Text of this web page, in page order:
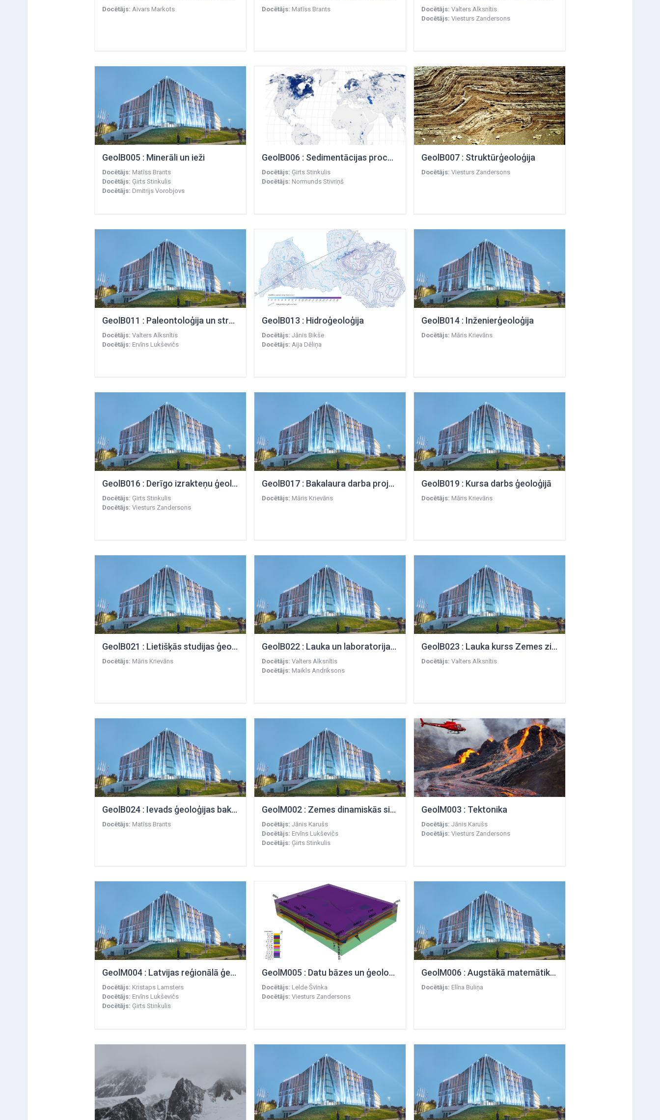
Docētājs: Aivars Markots Docētājs: Matīss Brants Docētājs: Valters Alksnītis
Docētājs: Viesturs Zandersons
GeolB005 : Minerāli un ieži
Docētājs: Matīss Brants
Docētājs: Ģirts Stinkulis
Docētājs: Dmitrijs Vorobjovs
GeolB006 : Sedimentācijas procesi un nogulumi
Docētājs: Ģirts Stinkulis
Docētājs: Normunds Stivriņš
GeolB007 : Struktūrģeoloģija
Docētājs: Viesturs Zandersons
GeolB011 : Paleontoloģija un stratigrāfija
Docētājs: Valters Alksnītis
Docētājs: Ervīns Lukševičs
GeolB013 : Hidroģeoloģija
Docētājs: Jānis Bikše
Docētājs: Aija Dēliņa
GeolB014 : Inženierģeoloģija
Docētājs: Māris Krievāns
GeolB016 : Derīgo izrakteņu ģeoloģija
Docētājs: Ģirts Stinkulis
Docētājs: Viesturs Zandersons
GeolB017 : Bakalaura darba projekts
Docētājs: Māris Krievāns
GeolB019 : Kursa darbs ģeoloģijā
Docētājs: Māris Krievāns
GeolB021 : Lietišķās studijas ģeoloģijas pamatos
Docētājs: Māris Krievāns
GeolB022 : Lauka un laboratorijas metodes ģeoloģijā
Docētājs: Valters Alksnītis
Docētājs: Maikls Andriksons
GeolB023 : Lauka kurss Zemes zinātnēs
Docētājs: Valters Alksnītis
GeolB024 : Ievads ģeoloģijas bakalaura studijās
Docētājs: Matīss Brants
GeolM002 : Zemes dinamiskās sistēmas
Docētājs: Jānis Karušs
Docētājs: Ervīns Lukševičs
Docētājs: Ģirts Stinkulis
GeolM003 : Tektonika
Docētājs: Jānis Karušs
Docētājs: Viesturs Zandersons
GeolM004 : Latvijas reģionālā ģeoloģija un ģeomorfoloģija
Docētājs: Kristaps Lamsters
Docētājs: Ervīns Lukševičs
Docētājs: Ģirts Stinkulis
GeolM005 : Datu bāzes un ģeoloģiskā modelēšana
Docētājs: Lelde Švinka
Docētājs: Viesturs Zandersons
GeolM006 : Augstākā matemātika ģeozinātnēs
Docētājs: Elīna Buliņa